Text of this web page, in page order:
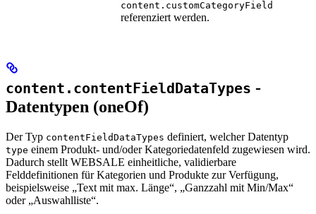
content.customCategoryField
referenziert werden.
content.contentFieldDataTypes -
Datentypen (oneOf)
Der Typ contentFieldDataTypes definiert, welcher Datentyp
type einem Produkt- und/oder Kategoriedatenfeld zugewiesen wird.
Dadurch stellt WEBSALE einheitliche, validierbare
Felddefinitionen für Kategorien und Produkte zur Verfügung,
beispielsweise „Text mit max. Länge“, „Ganzzahl mit Min/Max“
oder „Auswahlliste“.